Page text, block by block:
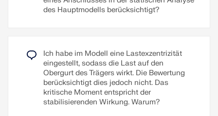
Weiterlesen
lassen sich löschen und verschieben.
des Hauptmodells berücksichtigt?
Ich habe im Modell eine Lastexzentrizität
eingestellt, sodass die Last auf den
Obergurt des Trägers wirkt. Die Bewertung
berücksichtigt dies jedoch nicht. Das
kritische Moment entspricht der
stabilisierenden Wirkung. Warum?